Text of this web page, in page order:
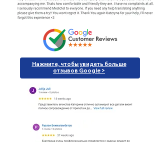
Нажмите, чтобы увидеть больше
отзывов Google >